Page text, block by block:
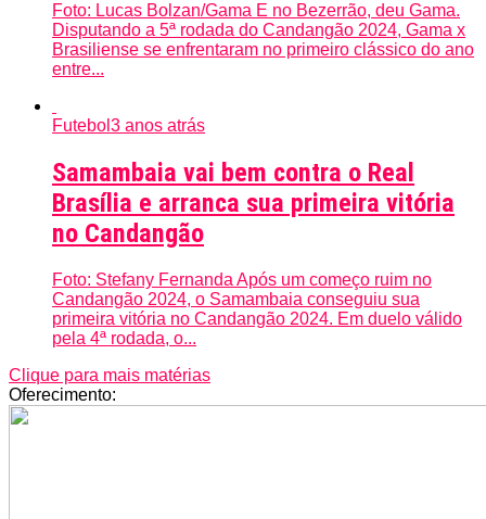
Foto: Lucas Bolzan/Gama E no Bezerrão, deu Gama.
Disputando a 5ª rodada do Candangão 2024, Gama x
Brasiliense se enfrentaram no primeiro clássico do ano
entre...
Futebol 3 anos atrás
Samambaia vai bem contra o Real
Brasília e arranca sua primeira vitória
no Candangão
Foto: Stefany Fernanda Após um começo ruim no
Candangão 2024, o Samambaia conseguiu sua
primeira vitória no Candangão 2024. Em duelo válido
pela 4ª rodada, o...
Clique para mais matérias
Oferecimento: